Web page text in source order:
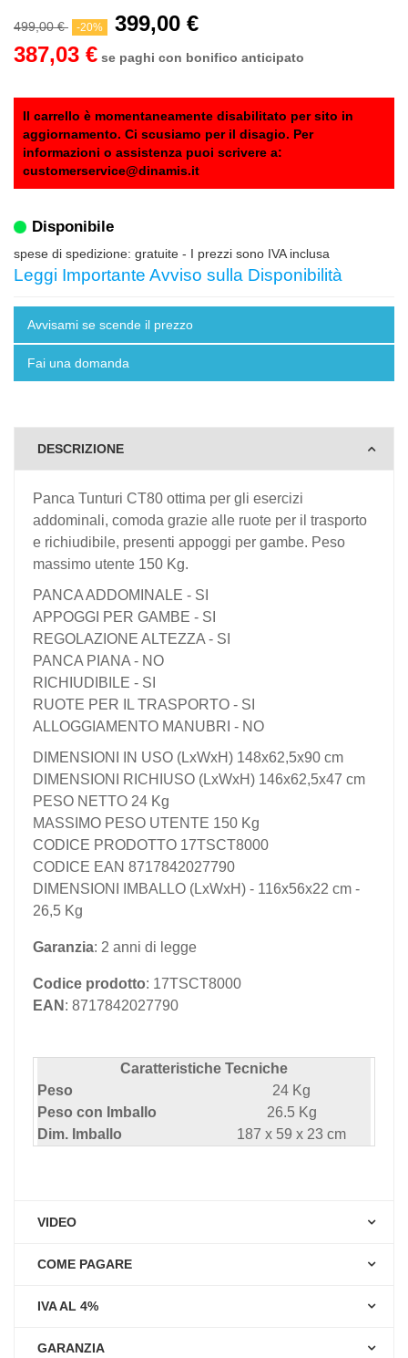
499,00 € -20%
399,00 €
387,03 € se paghi con bonifico anticipato
Il carrello è momentaneamente disabilitato per sito in
aggiornamento. Ci scusiamo per il disagio. Per
informazioni o assistenza puoi scrivere a:
customerservice@dinamis.it
Disponibile
spese di spedizione: gratuite - I prezzi sono IVA inclusa
Leggi Importante Avviso sulla Disponibilità
Avvisami se scende il prezzo
Fai una domanda
DESCRIZIONE
Panca Tunturi CT80 ottima per gli esercizi
addominali, comoda grazie alle ruote per il trasporto
e richiudibile, presenti appoggi per gambe. Peso
massimo utente 150 Kg.
PANCA ADDOMINALE - SI
APPOGGI PER GAMBE - SI
REGOLAZIONE ALTEZZA - SI
PANCA PIANA - NO
RICHIUDIBILE - SI
RUOTE PER IL TRASPORTO - SI
ALLOGGIAMENTO MANUBRI - NO
DIMENSIONI IN USO (LxWxH) 148x62,5x90 cm
DIMENSIONI RICHIUSO (LxWxH) 146x62,5x47 cm
PESO NETTO 24 Kg
MASSIMO PESO UTENTE 150 Kg
CODICE PRODOTTO 17TSCT8000
CODICE EAN 8717842027790
DIMENSIONI IMBALLO (LxWxH) - 116x56x22 cm -
26,5 Kg
Garanzia: 2 anni di legge
Codice prodotto: 17TSCT8000
EAN : 8717842027790
Caratteristiche Tecniche
Peso
24 Kg
Peso con Imballo
26.5 Kg
Dim. Imballo
187 x 59 x 23 cm
VIDEO
COME PAGARE
IVA AL 4%
GARANZIA